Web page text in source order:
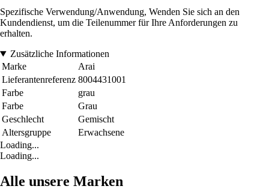
Spezifische Verwendung/Anwendung, Wenden Sie sich an den
Kundendienst, um die Teilenummer für Ihre Anforderungen zu
erhalten.
Zusätzliche Informationen
Marke
Arai
Lieferantenreferenz 8004431001
Farbe
grau
Farbe
Grau
Geschlecht
Gemischt
Altersgruppe
Erwachsene
Loading...
Loading...
Alle unsere Marken